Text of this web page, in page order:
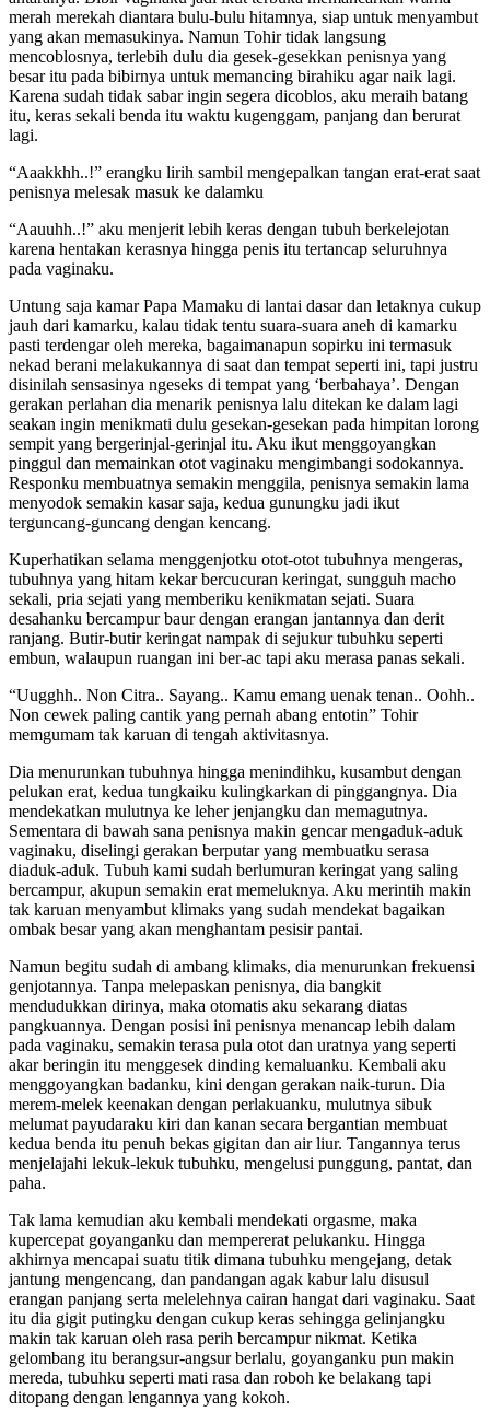
merah merekah diantara bulu-bulu hitamnya, siap untuk menyambut
yang akan memasukinya. Namun Tohir tidak langsung
mencoblosnya, terlebih dulu dia gesek-gesekkan penisnya yang
besar itu pada bibirnya untuk memancing birahiku agar naik lagi.
Karena sudah tidak sabar ingin segera dicoblos, aku meraih batang
itu, keras sekali benda itu waktu kugenggam, panjang dan berurat
lagi.
“Aaakkhh..!” erangku lirih sambil mengepalkan tangan erat-erat saat
penisnya melesak masuk ke dalamku
“Aauuhh..!” aku menjerit lebih keras dengan tubuh berkelejotan
karena hentakan kerasnya hingga penis itu tertancap seluruhnya
pada vaginaku.
Untung saja kamar Papa Mamaku di lantai dasar dan letaknya cukup
jauh dari kamarku, kalau tidak tentu suara-suara aneh di kamarku
pasti terdengar oleh mereka, bagaimanapun sopirku ini termasuk
nekad berani melakukannya di saat dan tempat seperti ini, tapi justru
disinilah sensasinya ngeseks di tempat yang ‘berbahaya’. Dengan
gerakan perlahan dia menarik penisnya lalu ditekan ke dalam lagi
seakan ingin menikmati dulu gesekan-gesekan pada himpitan lorong
sempit yang bergerinjal-gerinjal itu. Aku ikut menggoyangkan
pinggul dan memainkan otot vaginaku mengimbangi sodokannya.
Responku membuatnya semakin menggila, penisnya semakin lama
menyodok semakin kasar saja, kedua gunungku jadi ikut
terguncang-guncang dengan kencang.
Kuperhatikan selama menggenjotku otot-otot tubuhnya mengeras,
tubuhnya yang hitam kekar bercucuran keringat, sungguh macho
sekali, pria sejati yang memberiku kenikmatan sejati. Suara
desahanku bercampur baur dengan erangan jantannya dan derit
ranjang. Butir-butir keringat nampak di sejukur tubuhku seperti
embun, walaupun ruangan ini ber-ac tapi aku merasa panas sekali.
“Uugghh.. Non Citra.. Sayang.. Kamu emang uenak tenan.. Oohh..
Non cewek paling cantik yang pernah abang entotin” Tohir
memgumam tak karuan di tengah aktivitasnya.
Dia menurunkan tubuhnya hingga menindihku, kusambut dengan
pelukan erat, kedua tungkaiku kulingkarkan di pinggangnya. Dia
mendekatkan mulutnya ke leher jenjangku dan memagutnya.
Sementara di bawah sana penisnya makin gencar mengaduk-aduk
vaginaku, diselingi gerakan berputar yang membuatku serasa
diaduk-aduk. Tubuh kami sudah berlumuran keringat yang saling
bercampur, akupun semakin erat memeluknya. Aku merintih makin
tak karuan menyambut klimaks yang sudah mendekat bagaikan
ombak besar yang akan menghantam pesisir pantai.
Namun begitu sudah di ambang klimaks, dia menurunkan frekuensi
genjotannya. Tanpa melepaskan penisnya, dia bangkit
mendudukkan dirinya, maka otomatis aku sekarang diatas
pangkuannya. Dengan posisi ini penisnya menancap lebih dalam
pada vaginaku, semakin terasa pula otot dan uratnya yang seperti
akar beringin itu menggesek dinding kemaluanku. Kembali aku
menggoyangkan badanku, kini dengan gerakan naik-turun. Dia
merem-melek keenakan dengan perlakuanku, mulutnya sibuk
melumat payudaraku kiri dan kanan secara bergantian membuat
kedua benda itu penuh bekas gigitan dan air liur. Tangannya terus
menjelajahi lekuk-lekuk tubuhku, mengelusi punggung, pantat, dan
paha.
Tak lama kemudian aku kembali mendekati orgasme, maka
kupercepat goyanganku dan mempererat pelukanku. Hingga
akhirnya mencapai suatu titik dimana tubuhku mengejang, detak
jantung mengencang, dan pandangan agak kabur lalu disusul
erangan panjang serta melelehnya cairan hangat dari vaginaku. Saat
itu dia gigit putingku dengan cukup keras sehingga gelinjangku
makin tak karuan oleh rasa perih bercampur nikmat. Ketika
gelombang itu berangsur-angsur berlalu, goyanganku pun makin
mereda, tubuhku seperti mati rasa dan roboh ke belakang tapi
ditopang dengan lengannya yang kokoh.